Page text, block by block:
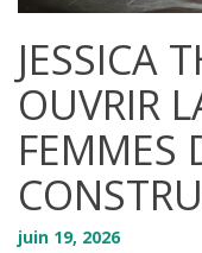
JESSICA
OUVRIR
FEMMES
juin 19, 2026